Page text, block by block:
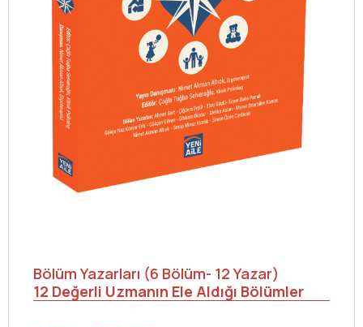
Bölüm Yazarları (6 Bölüm- 12 Yazar)
12 Değerli Uzmanın Ele Aldığı Bölümler